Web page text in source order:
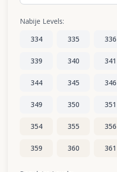
Nabije Levels:
334
335 336
339 340 341
344 345 346
349 350 351
354 355 356
359 360 361
364 365